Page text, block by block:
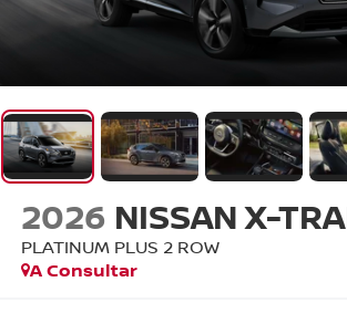
2026 NISSAN X-
PLATINUM PLUS 2 ROW
A Consultar